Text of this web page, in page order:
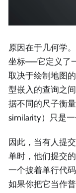
原因在于几何学
坐标——它定义了
取决于绘制地图
型嵌入的查询之
据不同的尺子衡
similarity）只是
因此，当有人提
单时，他们提交
一个披着单行代
如果你把它当作